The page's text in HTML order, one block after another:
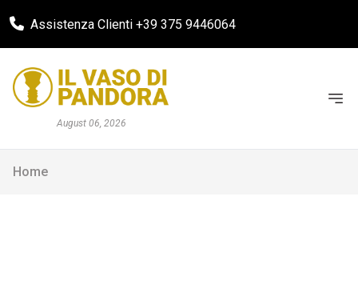
Assistenza Clienti +39 375 9446064
August 06, 2026
Home